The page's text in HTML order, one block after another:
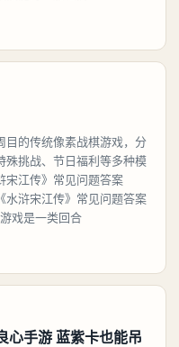
目的传统像素战棋游戏，分
殊挑战、节日福利等多种模
宋江传》常见问题答案
水浒宋江传》常见问题答案
戏是一类回合
心手游 蓝紫卡也能吊